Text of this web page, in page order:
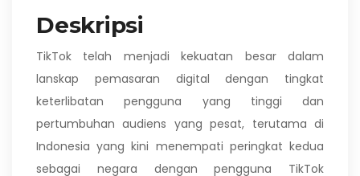
Deskripsi
TikTok telah menjadi kekuatan besar dalam
lanskap pemasaran digital dengan tingkat
keterlibatan pengguna yang tinggi dan
pertumbuhan audiens yang pesat, terutama di
Indonesia yang kini menempati peringkat kedua
sebagai negara dengan pengguna TikTok